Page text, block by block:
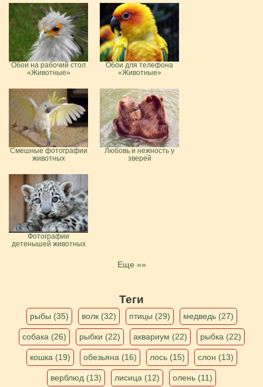
Обои на рабочий стол
«Животные»
Обои для телефона
«Животные»
Смешные фотографии
животных
Любовь и нежность у
зверей
Фотографии
детенышей животных
Еще »»
Теги
рыбы (35) волк (32) птицы (29) медведь (27)
собака (26) рыбки (22) аквариум (22) рыбка (22)
кошка (19) обезьяна (16) лось (15) слон (13)
верблюд (13) лисица (12)
олень (11)